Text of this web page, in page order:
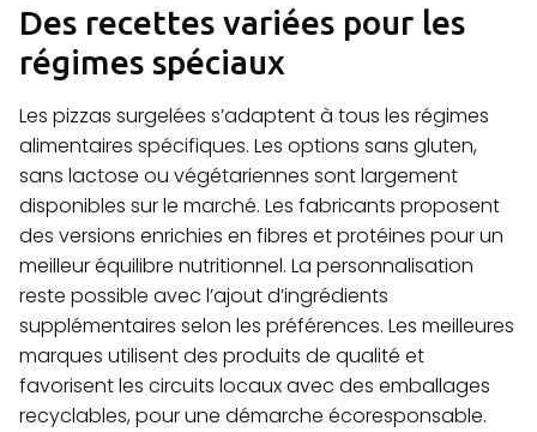
Des recettes variées pour les
régimes spéciaux
Les pizzas surgelées s’adaptent à tous les régimes
alimentaires spécifiques. Les options sans gluten,
sans lactose ou végétariennes sont largement
disponibles sur le marché. Les fabricants proposent
des versions enrichies en fibres et protéines pour un
meilleur équilibre nutritionnel. La personnalisation
reste possible avec l’ajout d’ingrédients
supplémentaires selon les préférences. Les meilleures
marques utilisent des produits de qualité et
favorisent les circuits locaux avec des emballages
recyclables, pour une démarche écoresponsable.